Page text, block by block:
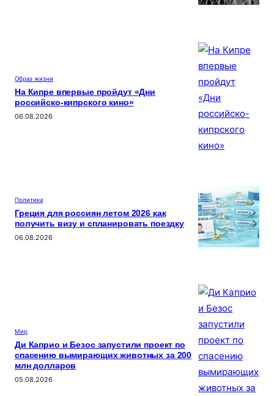
Образ жизни
На Кипре впервые пройдут «Дни
российско-кипрского кино»
06.08.2026
Политика
Греция для россиян летом 2026 как
получить визу и спланировать поездку
06.08.2026
Мир
Ди Каприо и Безос запустили проект по
спасению вымирающих животных за 200
млн долларов
05.08.2026